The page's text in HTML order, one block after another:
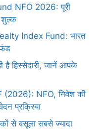
NFO 2026: पूरी
शुल्क
Index Fund: भारत
हिस्सेदारी, जानें आपके
NFO, निवेश की
प्रक्रिया
से वसूला सबसे ज्यादा